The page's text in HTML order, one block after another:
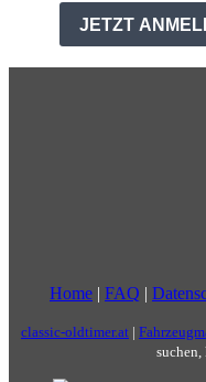
Home | FAQ |
classic-oldtimer.at |
suchen,